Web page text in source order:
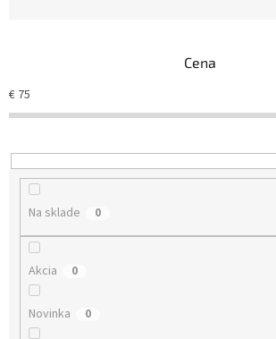
Cena
€ 75
Na sklade 0
Akcia 0
Novinka 0